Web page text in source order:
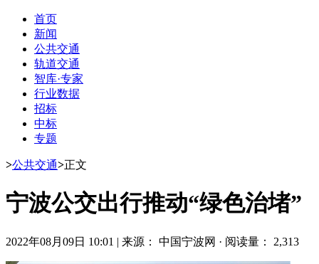
首页
新闻
公共交通
轨道交通
智库·专家
行业数据
招标
中标
专题
>公共交通>正文
宁波公交出行推动“绿色治堵”
2022年08月09日 10:01 | 来源： 中国宁波网 · 阅读量： 2,313